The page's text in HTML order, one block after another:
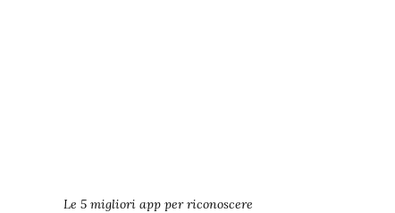
Le 5 migliori app per riconoscere